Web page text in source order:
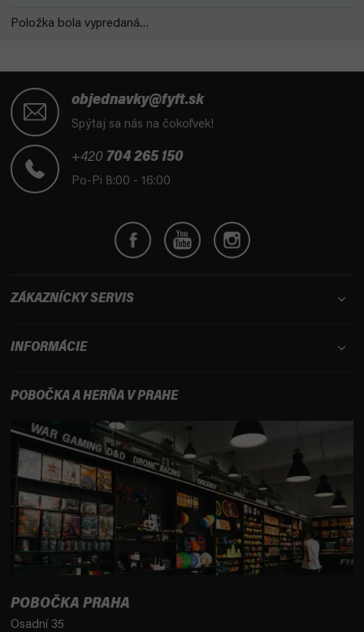
Položka bola vypredaná…
objednavky@fyft.sk
Spýtaj sa nás na čokoľvek!
+420 704 265 150
Po-Pi 8:00 - 16:00
ZÁKAZNÍCKY SERVIS
INFORMÁCIE
POBOČKA A HERŇA V PRAHE
POBOČKA PRAHA
Osadní 35